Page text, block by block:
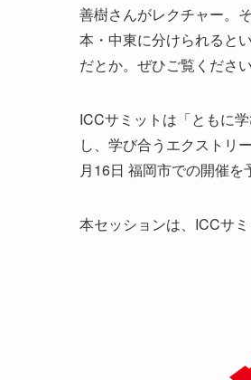
善樹さんがレクチャー。
本・中東に分けられると
だとか。ぜひご覧くださ
ICCサミットは「ともに
し、学び合うエクストリ
月16日 福岡市での開催
本セッションは、ICCサ